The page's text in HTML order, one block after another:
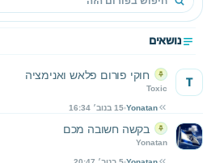
נושאים
חוקי פורום פלאש ואנימציה
Toxic
Yonatan 15 בנוב׳ 16:34
T
בקשה חשובה מכם
Yonatan